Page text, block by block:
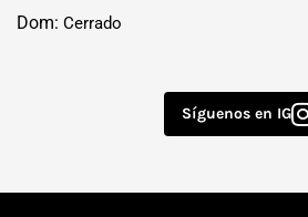
Dom: Cerrado
Síguenos en IG